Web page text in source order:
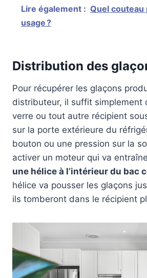
Lire également : Quel couteau
usage ?
Distribution des
Pour récupérer les glaçons
distributeur, il suffit simplement
verre ou tout autre récipient
sur la porte extérieure du
bouton ou une pression sur la
activer un moteur qui va
une hélice à l’intérieur du bac
hélice va pousser les glaçons
ils tomberont dans le récipient